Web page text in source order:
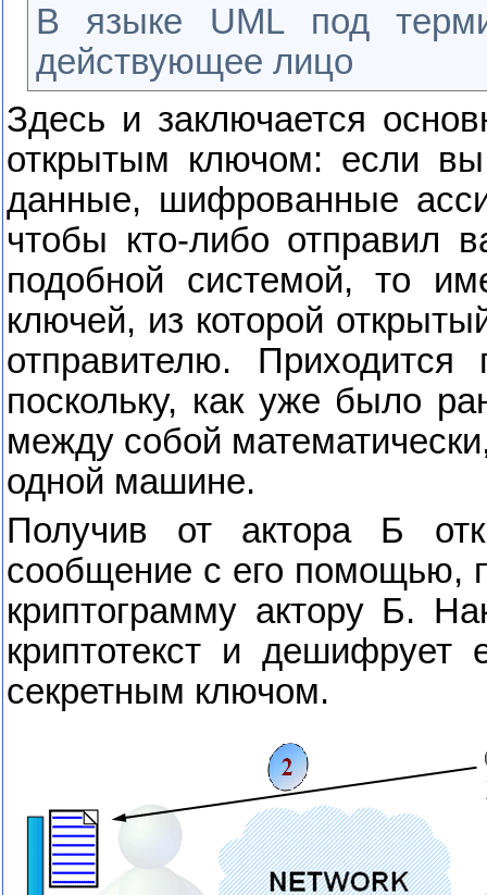
В языке UML
под
действующее лицо
Здесь и заключается
открытым ключом: если вы
данные, шифрованные
чтобы кто-либо отправил
подобной системой, то
ключей, из которой
отправителю. Приходится
поскольку, как уже было
между собой
одной машине.
Получив от актора Б
сообщение с его помощью,
криптограмму актору Б.
криптотекст и дешифрует
секретным ключом.